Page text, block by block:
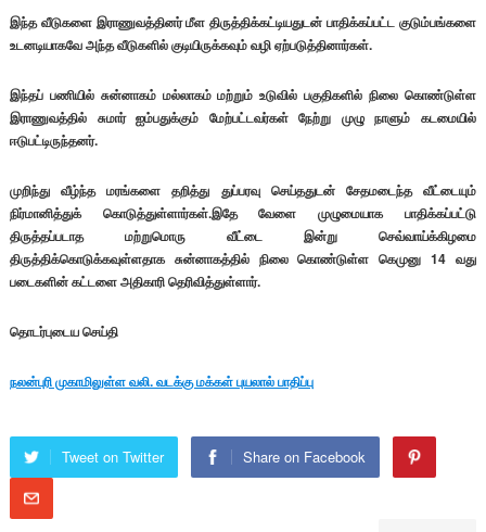
இந்த வீடுகளை இராணுவத்தினர் மீள திருத்திக்கட்டியதுடன் பாதிக்கப்பட்ட குடும்பங்களை
உடனடியாகவே அந்த வீடுகளில் குடியிருக்கவும் வழி ஏற்படுத்தினார்கள்.
இந்தப் பணியில் சுன்னாகம் மல்லாகம் மற்றும் உடுவில் பகுதிகளில் நிலை கொண்டுள்ள
இராணுவத்தில் சுமார் ஐம்பதுக்கும் மேற்பட்டவர்கள் நேற்று முழு நாளும் கடமையில்
ஈடுபட்டிருந்தனர்.
முறிந்து வீழ்ந்த மரங்களை தறித்து துப்பரவு செய்ததுடன் சேதமடைந்த வீட்டையும்
நிர்மானித்துக் கொடுத்துள்ளார்கள்.இதே வேளை முழுமையாக பாதிக்கப்பட்டு
திருத்தப்படாத மற்றுமொரு வீட்டை இன்று செவ்வாய்க்கிழமை
திருத்திக்கொடுக்கவுள்ளதாக சுன்னாகத்தில் நிலை கொண்டுள்ள கெமுனு 14 வது
படைகளின் கட்டளை அதிகாரி தெரிவித்துள்ளார்.
தொடர்புடைய செய்தி
நலன்புரி முகாமிலுள்ள வலி. வடக்கு மக்கள் புயலால் பாதிப்பு
Tweet on Twitter Share on Facebook